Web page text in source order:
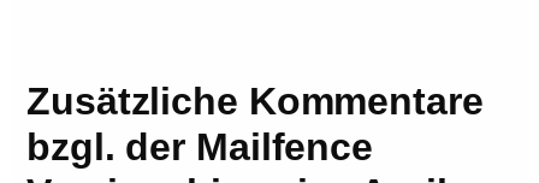
Zusätzliche Kommentare
bzgl. der Mailfence